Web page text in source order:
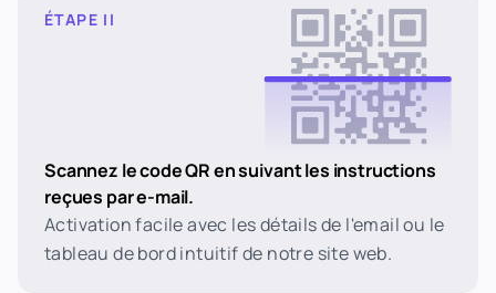
ÉTAPE II
Scannez le code QR en suivant les instructions
reçues par e-mail.
Activation facile avec les détails de l'email ou le
tableau de bord intuitif de notre site web.